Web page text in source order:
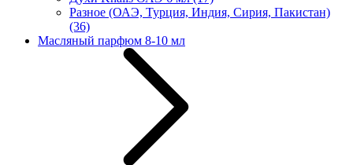
Разное (ОАЭ, Турция, Индия, Сирия, Пакистан)
(36)
Масляный парфюм 8-10 мл